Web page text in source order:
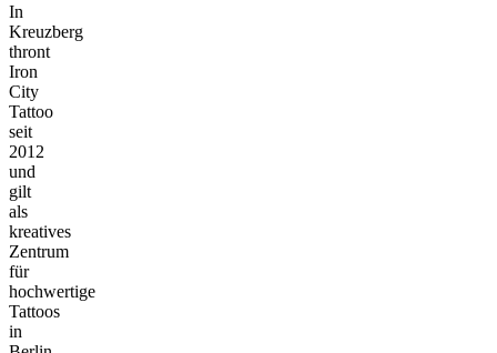
In
Kreuzberg
thront
Iron
City
Tattoo
seit
2012
und
gilt
als
kreatives
Zentrum
für
hochwertige
Tattoos
in